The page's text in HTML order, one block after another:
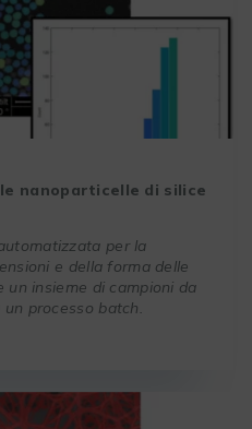
nanoparticelle di silice
per la
e della forma delle
un insieme di campioni da
processo batch.